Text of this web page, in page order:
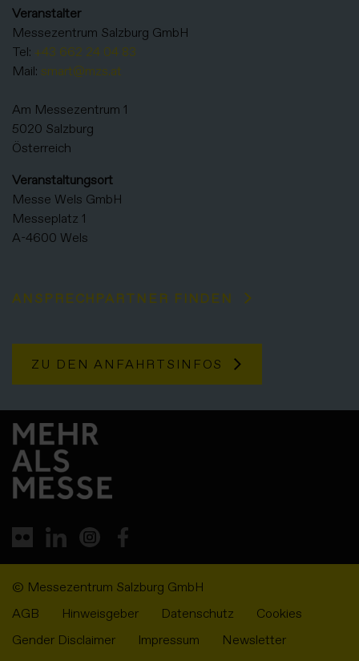
Veranstalter
Messezentrum Salzburg GmbH
Tel: +43 662 24 04 83
Mail: smart@mzs.at
Am Messezentrum 1
5020 Salzburg
Österreich
Veranstaltungsort
Messe Wels GmbH
Messeplatz 1
A-4600 Wels
ANSPRECHPARTNER FINDEN
ZU DEN ANFAHRTSINFOS
© Messezentrum Salzburg GmbH
AGB
Hinweisgeber Datenschutz
Cookies
Gender Disclaimer
Impressum Newsletter